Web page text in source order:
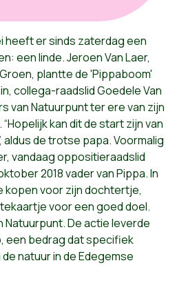
heeft er sinds zaterdag een
een linde. Jeroen Van Laer,
plantte de 'Pippaboom'
collega-raadslid Goedele Van
van Natuurpunt ter ere van zijn
kan dit de start zijn van
de trotse papa. Voormalig
vandaag oppositieraadslid
2018 vader van Pippa. In
kopen voor zijn dochtertje,
voor een goed doel.
De actie leverde
een bedrag dat specifiek
natuur in de Edegemse